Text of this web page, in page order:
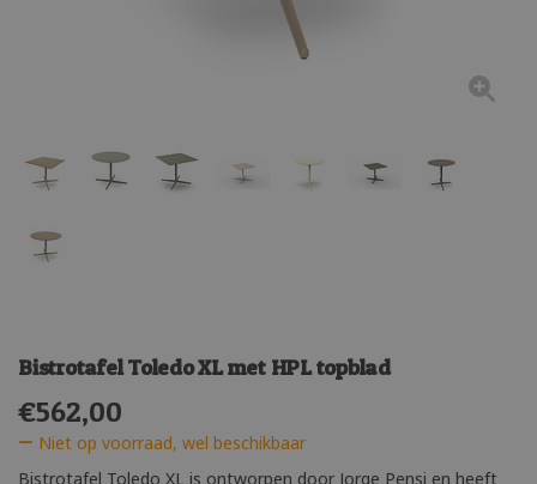
Bistrotafel Toledo XL met HPL topblad
€562,00
Niet op voorraad, wel beschikbaar
Bistrotafel Toledo XL is ontworpen door Jorge Pensi en heeft